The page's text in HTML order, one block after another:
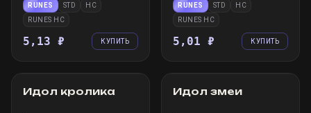
эффект к ним. После
вставки нельзя извлечь, но
усилителем.
RUNES STD
HC
RUNES HC
5,13 ₽ КУПИТЬ
эффект к ним. После
вставки нельзя извлечь, но
усилителем.
RUNES STD
HC
RUNES HC
5,01 ₽ КУПИТЬ
Идол кролика Идол змеи